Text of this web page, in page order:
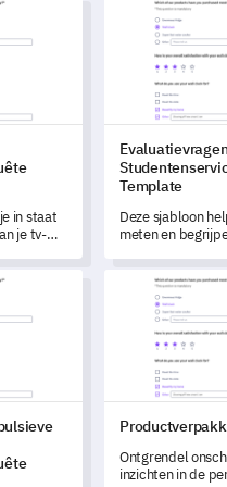
zij
de proef
Sjabloon
in staat
je tv-
Template
Deze sjabloon
meten en
en hun
diensten die op
worden
Stoornis (OCD)
Ontgrendel
inzichten in de